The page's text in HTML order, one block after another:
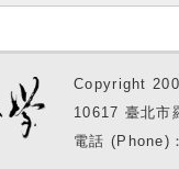
Copyright
10617 臺北
電話